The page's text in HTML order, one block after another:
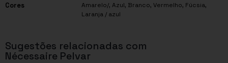
Cores Amarelo/, Azul, Branco, Vermelho, Fúcsia,
Laranja / azul
Sugestões relacionadas com
Nécessaire Pelvar